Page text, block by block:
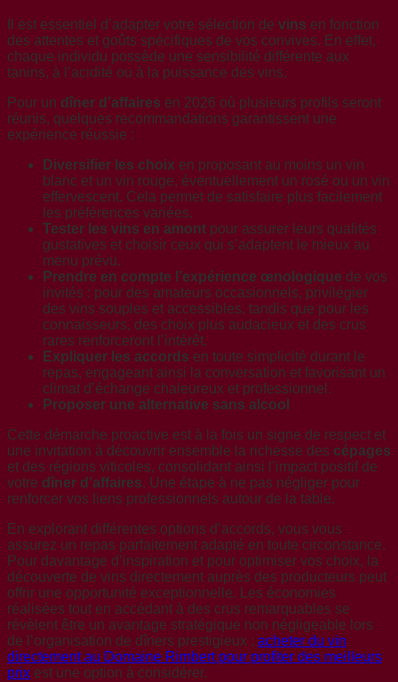
Il est essentiel d’adapter votre sélection de vins en fonction
des attentes et goûts spécifiques de vos convives. En effet,
chaque individu possède une sensibilité différente aux
tanins, à l’acidité ou à la puissance des vins.
Pour un dîner d’affaires en 2026 où plusieurs profils seront
réunis, quelques recommandations garantissent une
expérience réussie :
Diversifier les choix en proposant au moins un vin
blanc et un vin rouge, éventuellement un rosé ou un vin
effervescent. Cela permet de satisfaire plus facilement
les préférences variées.
Tester les vins en amont pour assurer leurs qualités
gustatives et choisir ceux qui s’adaptent le mieux au
menu prévu.
Prendre en compte l’expérience œnologique de vos
invités : pour des amateurs occasionnels, privilégier
des vins souples et accessibles, tandis que pour les
connaisseurs, des choix plus audacieux et des crus
rares renforceront l’intérêt.
Expliquer les accords en toute simplicité durant le
repas, engageant ainsi la conversation et favorisant un
climat d’échange chaleureux et professionnel.
Proposer une alternative sans alcool
Cette démarche proactive est à la fois un signe de respect et
une invitation à découvrir ensemble la richesse des cépages
et des régions viticoles, consolidant ainsi l’impact positif de
votre dîner d’affaires. Une étape à ne pas négliger pour
renforcer vos liens professionnels autour de la table.
En explorant différentes options d’accords, vous vous
assurez un repas parfaitement adapté en toute circonstance.
Pour davantage d’inspiration et pour optimiser vos choix, la
découverte de vins directement auprès des producteurs peut
offrir une opportunité exceptionnelle. Les économies
réalisées tout en accédant à des crus remarquables se
révèlent être un avantage stratégique non négligeable lors
de l’organisation de dîners prestigieux : acheter du vin
directement au Domaine Rimbert pour profiter des meilleurs
prix est une option à considérer.